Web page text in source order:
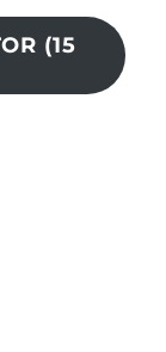
(15